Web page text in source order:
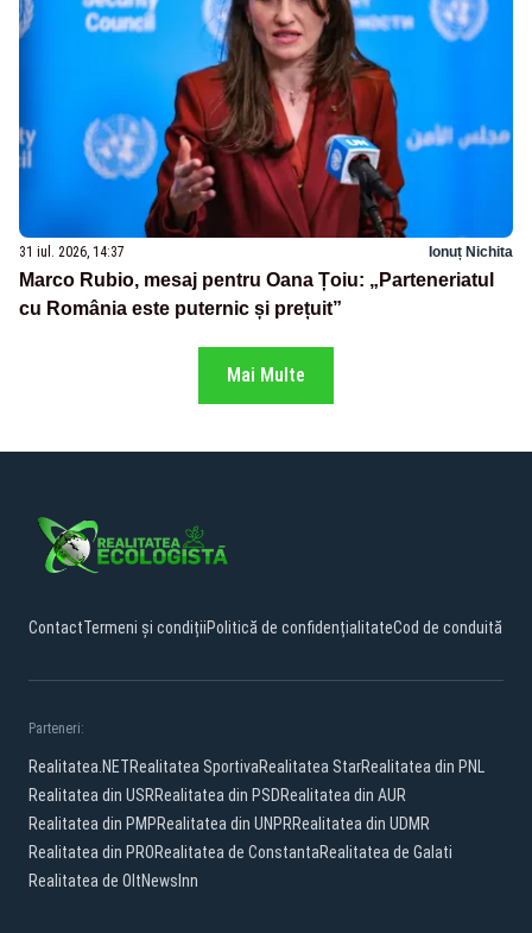
31 iul. 2026, 14:37 Ionuț Nichita
Marco Rubio, mesaj pentru Oana Țoiu: „Parteneriatul
cu România este puternic și prețuit”
Mai Multe
ContactTermeni și condițiiPolitică de confidențialitateCod de conduită
Parteneri:
Realitatea.NETRealitatea SportivaRealitatea StarRealitatea din PNL
Realitatea din USRRealitatea din PSDRealitatea din AUR
Realitatea din PMPRealitatea din UNPRRealitatea din UDMR
Realitatea din PRORealitatea de ConstantaRealitatea de Galati
Realitatea de OltNewsInn